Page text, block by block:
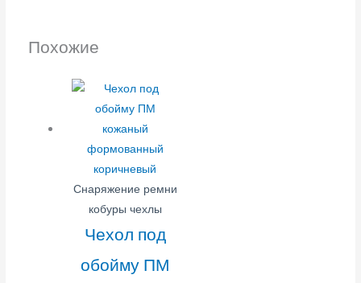
Похожие
Снаряжение ремни
кобуры чехлы
Чехол под
обойму ПМ